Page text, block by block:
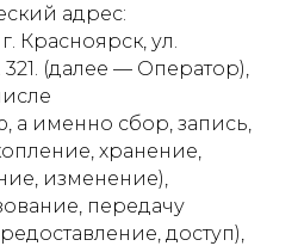
адрес:
Красноярск, ул.
(далее — Оператор),
а именно сбор, запись,
хранение,
изменение),
передачу
доступ),